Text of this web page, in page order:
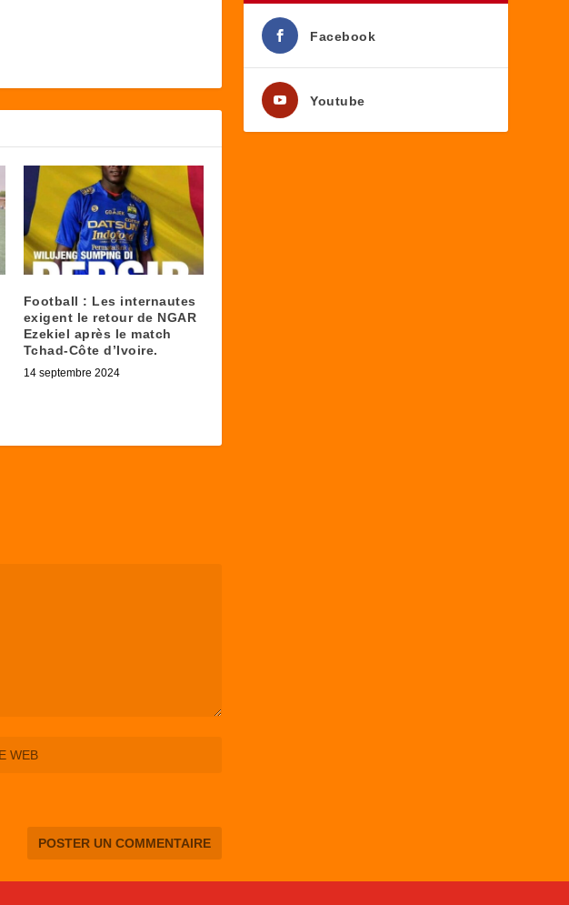
Football : Les internautes
exigent le retour de NGAR
Ezekiel après le match
Tchad-Côte d’Ivoire.
14 septembre 2024
Facebook
Youtube